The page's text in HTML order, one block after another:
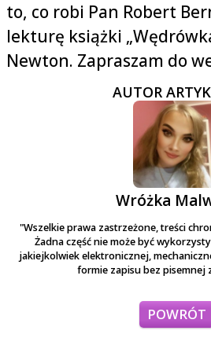
to, co robi Pan Robert
lekturę książki
Newton. Zapraszam do
AUTOR
Wróżka
"Wszelkie prawa zastrzeżone, treści
Żadna część nie może być
jakiejkolwiek elektronicznej,
formie zapisu bez pisemnej
POWRÓT